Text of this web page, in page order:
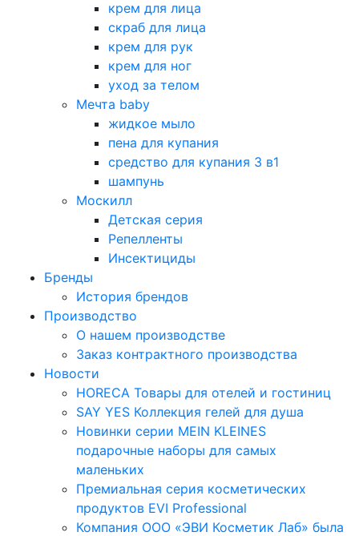
крем для лица
скраб для лица
крем для рук
крем для ног
уход за телом
Мечта baby
жидкое мыло
пена для купания
средство для купания 3 в1
шампунь
Москилл
Детская серия
Репелленты
Инсектициды
Бренды
История брендов
Производство
О нашем производстве
Заказ контрактного производства
Новости
HORECA Товары для отелей и гостиниц
SAY YES Коллекция гелей для душа
Новинки серии MEIN KLEINES
подарочные наборы для самых
маленьких
Премиальная серия косметических
продуктов EVI Professional
Компания ООО «ЭВИ Косметик Лаб» была